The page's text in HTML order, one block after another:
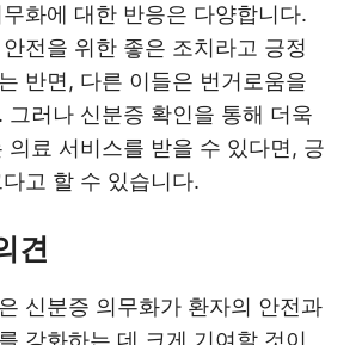
화에 대한 반응은 다양합니다.
전을 위한 좋은 조치라고 긍정
반면, 다른 이들은 번거로움을
그러나 신분증 확인을 통해 더욱
의료 서비스를 받을 수 있다면, 긍
고 할 수 있습니다.
견
신분증 의무화가 환자의 안전과
강화하는 데 크게 기여할 것이